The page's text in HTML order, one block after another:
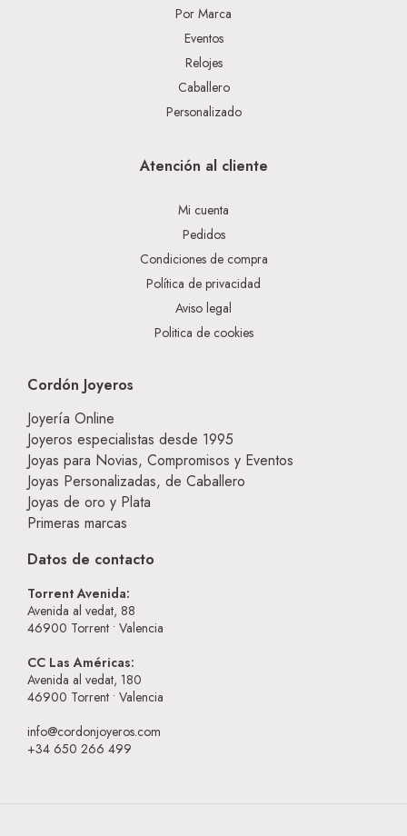
Por Marca
Eventos
Relojes
Caballero
Personalizado
Atención al cliente
Mi cuenta
Pedidos
Condiciones de compra
Política de privacidad
Aviso legal
Politica de cookies
Cordón Joyeros
Joyería Online
Joyeros especialistas desde 1995
Joyas para Novias, Compromisos y Eventos
Joyas Personalizadas, de Caballero
Joyas de oro y Plata
Primeras marcas
Datos de contacto
Torrent Avenida:
Avenida al vedat, 88
46900 Torrent • Valencia
CC Las Américas:
Avenida al vedat, 180
46900 Torrent • Valencia
info@cordonjoyeros.com
+34 650 266 499